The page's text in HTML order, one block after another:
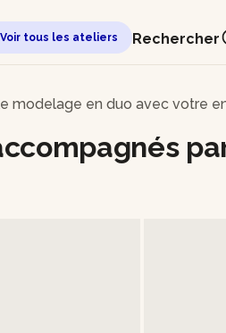
Voir tous les ateliers Rechercher
modelage en duo avec votre